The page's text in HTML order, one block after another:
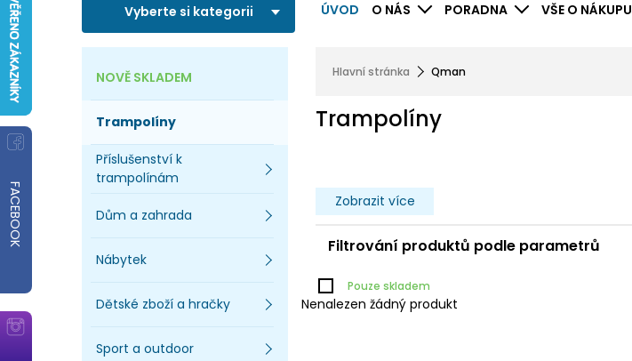
FACEBOOK
Vyberte si kategorii ÚVOD O NÁS PORADNA VŠE O NÁKUPU
NOVĚ SKLADEM
Trampolíny
Příslušenství k
trampolínám
Dům a zahrada
Nábytek
Dětské zboží a hračky
Sport a outdoor
Hlavní stránka Qman
Trampolíny
Zobrazit více
Filtrování produktů podle parametrů
Pouze skladem
Nenalezen žádný produkt